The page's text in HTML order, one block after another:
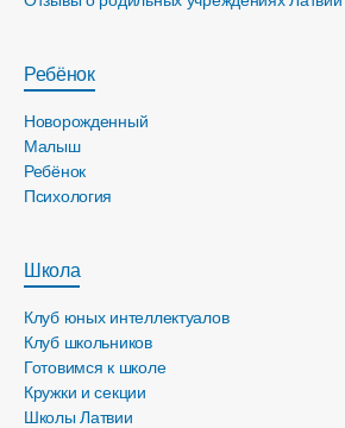
Ребёнок
Новорожденный
Малыш
Ребёнок
Психология
Школа
Клуб юных интеллектуалов
Клуб школьников
Готовимся к школе
Кружки и секции
Школы Латвии